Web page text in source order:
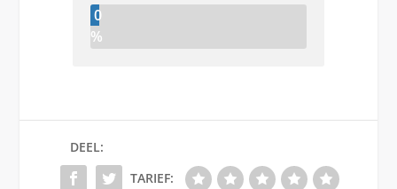
0
%
DEEL:
TARIEF: